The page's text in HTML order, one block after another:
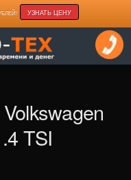
УЗНАТЬ ЦЕНУ
TSI